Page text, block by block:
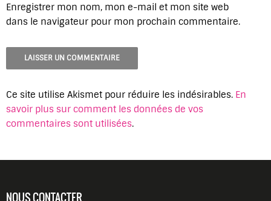
Enregistrer mon nom, mon e-mail et mon site web
dans le navigateur pour mon prochain commentaire.
Ce site utilise Akismet pour réduire les indésirables. En
savoir plus sur comment les données de vos
commentaires sont utilisées.
NOUS CONTACTER